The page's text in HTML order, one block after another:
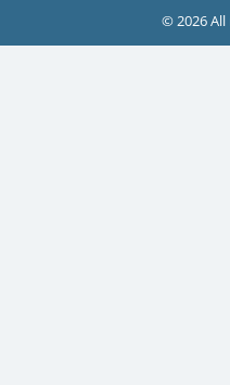
© 2026 All